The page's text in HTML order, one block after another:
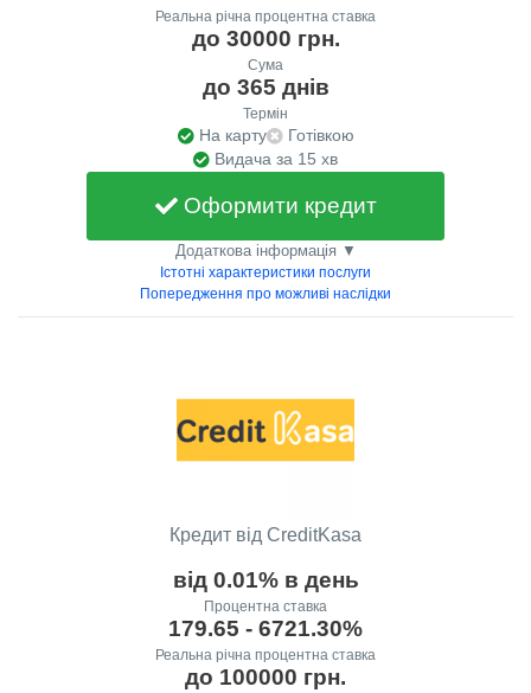
Реальна річна процентна ставка
до 30000 грн.
Сума
до 365 днів
Термін
На карту
Готівкою
Видача за 15 хв
Оформити кредит
Додаткова інформація ▼
Істотні характеристики послуги
Попередження про можливі наслідки
Кредит від CreditKasa
від 0.01% в день
Процентна ставка
179.65 - 6721.30%
Реальна річна процентна ставка
до 100000 грн.